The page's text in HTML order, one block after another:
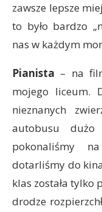
zawsze lepsze
to było bardzo
nas w każdym
Pianista – na
mojego liceum.
nieznanych
autobusu
pokonaliśmy
dotarliśmy do
klas została tylko
drodze